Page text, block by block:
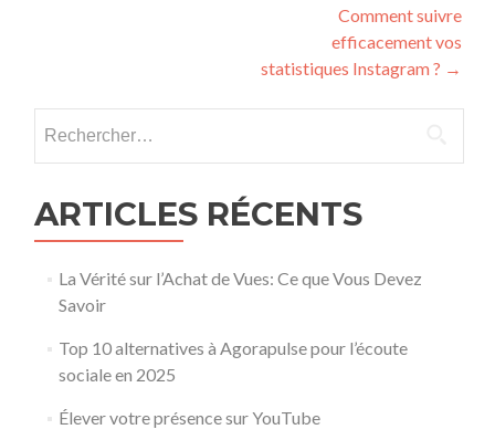
Comment suivre
efficacement vos
statistiques Instagram ? →
ARTICLES RÉCENTS
La Vérité sur l’Achat de Vues: Ce que Vous Devez
Savoir
Top 10 alternatives à Agorapulse pour l’écoute
sociale en 2025
Élever votre présence sur YouTube